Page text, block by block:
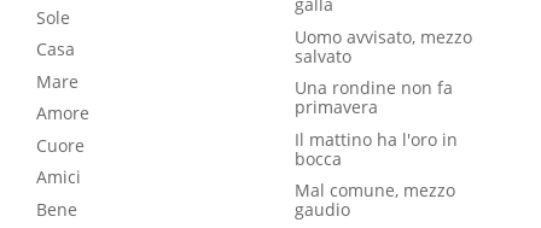
Sole
Casa
Mare
Amore
Cuore
Amici
Bene
galla
Uomo avvisato, mezzo
salvato
Una rondine non fa
primavera
Il mattino ha l'oro in
bocca
Mal comune, mezzo
gaudio